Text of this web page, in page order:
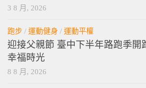
3 8 月, 2026
跑步 / 運動健身 / 運動平權
迎接父親節 臺中下半年路跑季開
幸福時光
8 8 月, 2026